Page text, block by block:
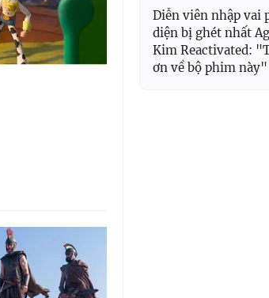
Diễn viên nhập vai
diện bị ghét nhất
Kim Reactivated:
ơn về bộ phim này"